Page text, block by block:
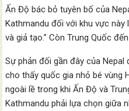
Ấn Độ bác bỏ tuyên bố của
Kathmandu đối với khu vực
và giả tạo.” Còn Trung Quốc
Sự phản đối gần đây của
cho thấy quốc gia nhỏ bé vùng
ngoài lề trong khi Ấn Độ và
Kathmandu phải lựa chọn giữa